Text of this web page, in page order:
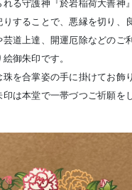
る守護神『於岩稲荷大善神』
りすることで、悪縁を切り、
芸道上達、開運厄除などのご
御朱印です。
を合掌姿の手に掛けてお飾
印は本堂で一帯づつご祈願を